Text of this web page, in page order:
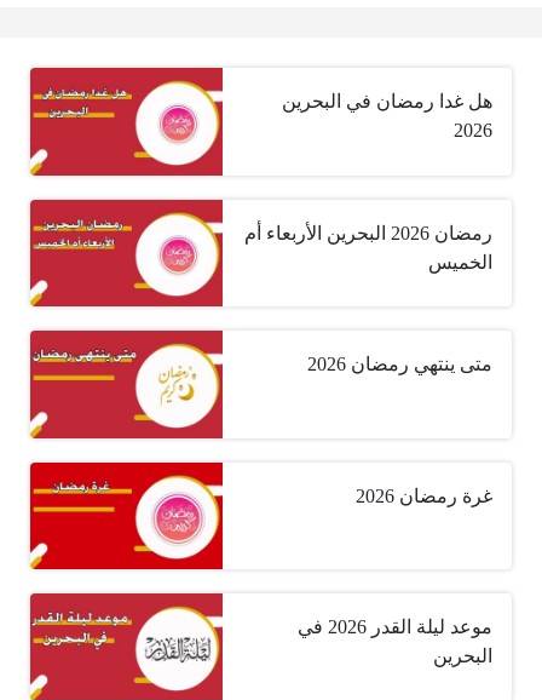
هل غدا رمضان في البحرين
2026
رمضان 2026 البحرين الأربعاء أم
الخميس
متى ينتهي رمضان 2026
غرة رمضان 2026
موعد ليلة القدر 2026 في
البحرين